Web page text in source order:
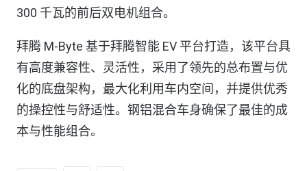
300 千瓦的前后双电机组合。
拜腾 M-Byte 基于拜腾智能 EV 平台打造，该平台具
有高度兼容性、灵活性，采用了领先的总布置与优
化的底盘架构，最大化利用车内空间，并提供优秀
的操控性与舒适性。钢铝混合车身确保了最佳的成
本与性能组合。